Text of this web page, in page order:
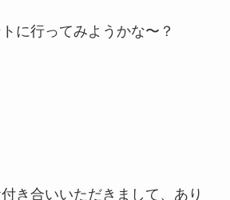
に行ってみようかな〜？
き合いいただきまして、あり